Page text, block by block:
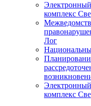
комплекс
Лог
комплекс